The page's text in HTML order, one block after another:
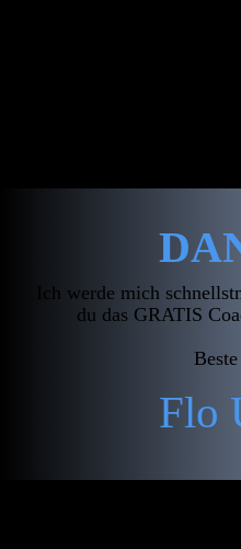
Ich werde mich
du das GRATIS
Flo